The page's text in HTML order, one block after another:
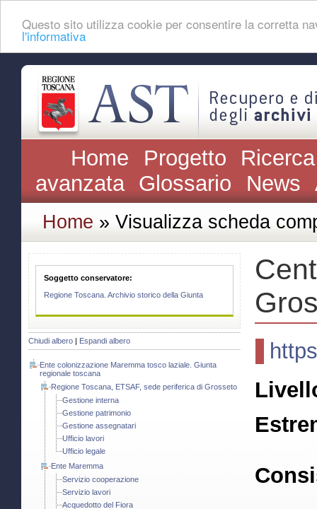
Questo sito utilizza cookie per consentire la corretta
l'informativa
Home Progetto
avanzata Glossario News
Home » Visualizza scheda
Soggetto conservatore:
Regione Toscana. Archivio storico della Giunta
Chiudi albero Espandi albero
Ente colonizzazione Maremma tosco laziale. Giunta
regionale toscana
Regione Toscana, ETSAF, sede periferica di Grosseto
Gestione interna
Gestione patrimonio
Gestione assegnatari
Ufficio lavori
Ufficio legale
Ente Maremma
Servizio cooperazione
Servizio lavori
Acquedotto del Fiora